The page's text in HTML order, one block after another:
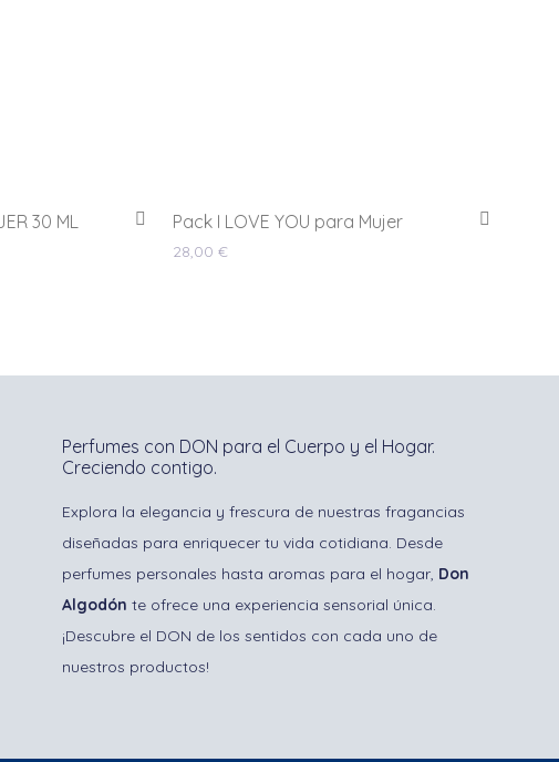
30 ML Pack I LOVE YOU para Mujer
28,00 €
Perfumes con DON para el Cuerpo y el Hogar.
Creciendo contigo.
Explora la elegancia y frescura de nuestras fragancias
diseñadas para enriquecer tu vida cotidiana. Desde
perfumes personales hasta aromas para el hogar, Don
Algodón te ofrece una experiencia sensorial única.
¡Descubre el DON de los sentidos con cada uno de
nuestros productos!